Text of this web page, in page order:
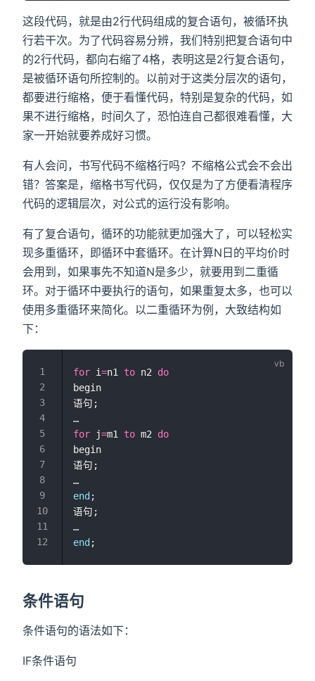
这段代码，就是由2行代码组成的复合语句，被循环执
行若干次。为了代码容易分辨，我们特别把复合语句中
的2行代码，都向右缩了4格，表明这是2行复合语句，
是被循环语句所控制的。以前对于这类分层次的语句，
都要进行缩格，便于看懂代码，特别是复杂的代码，如
果不进行缩格，时间久了，恐怕连自己都很难看懂，大
家一开始就要养成好习惯。
有人会问，书写代码不缩格行吗？不缩格公式会不会出
错？答案是，缩格书写代码，仅仅是为了方便看清程序
代码的逻辑层次，对公式的运行没有影响。
有了复合语句，循环的功能就更加强大了，可以轻松实
现多重循环，即循环中套循环。在计算N日的平均价时
会用到，如果事先不知道N是多少，就要用到二重循
环。对于循环中要执行的语句，如果重复太多，也可以
使用多重循环来简化。以二重循环为例，大致结构如
下：
for i=n1 to n2 do
begin
语句;
…
for j=m1 to m2 do
begin
语句;
…
end ;
语句;
…
end ;
条件语句
条件语句的语法如下：
IF条件语句